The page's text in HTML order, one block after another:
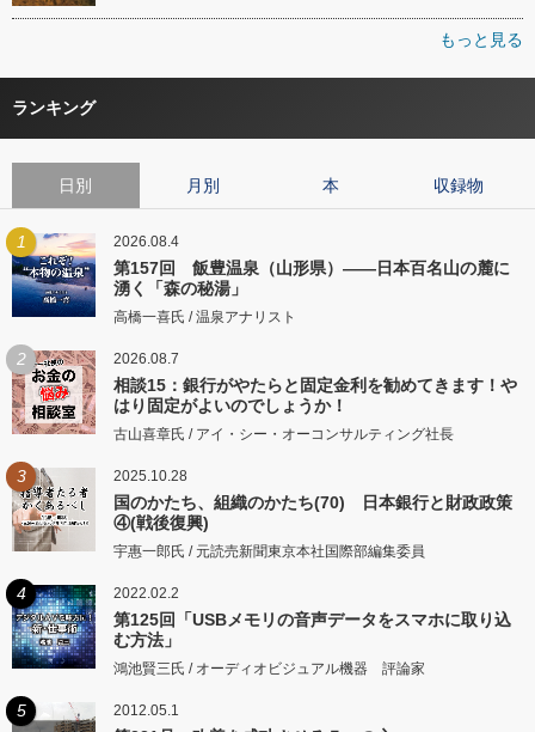
もっと見る
ランキング
日別 月別 本 収録物
1 2026.08.4
第157回 飯豊温泉（山形県）――日本百名山の麓に
湧く「森の秘湯」
高橋一喜氏 / 温泉アナリスト
2 2026.08.7
相談15：銀行がやたらと固定金利を勧めてきます！や
はり固定がよいのでしょうか！
古山喜章氏 / アイ・シー・オーコンサルティング社長
3 2025.10.28
国のかたち、組織のかたち(70) 日本銀行と財政政策
④(戦後復興)
宇惠一郎氏 / 元読売新聞東京本社国際部編集委員
4 2022.02.2
第125回「USBメモリの音声データをスマホに取り込
む方法」
鴻池賢三氏 / オーディオビジュアル機器 評論家
5 2012.05.1